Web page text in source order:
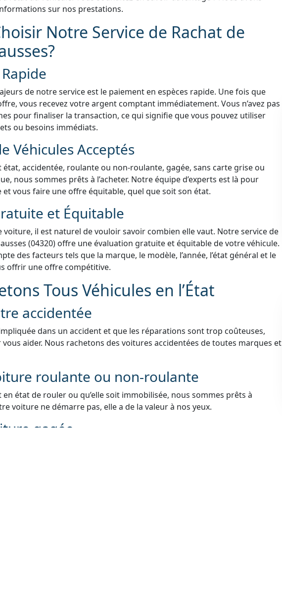
sur nos prestations.
Notre Service de Rachat de
de notre service est le paiement en espèces rapide. Une fois que
vous recevez votre argent comptant immédiatement. Vous n’avez pas
pour finaliser la transaction, ce qui signifie que vous pouvez utiliser
ou besoins immédiats.
Véhicules Acceptés
accidentée, roulante ou non-roulante, gagée, sans carte grise ou
nous sommes prêts à l’acheter. Notre équipe d’experts est là pour
et vous faire une offre équitable, quel que soit son état.
et Équitable
voiture, il est naturel de vouloir savoir combien elle vaut. Notre service de
(04320) offre une évaluation gratuite et équitable de votre véhicule.
des facteurs tels que la marque, le modèle, l’année, l’état général et le
offrir une offre compétitive.
Tous Véhicules en l’État
accidentée
dans un accident et que les réparations sont trop coûteuses,
aider. Nous rachetons des voitures accidentées de toutes marques et
roulante ou non-roulante
état de rouler ou qu’elle soit immobilisée, nous sommes prêts à
voiture ne démarre pas, elle a de la valeur à nos yeux.
gagée